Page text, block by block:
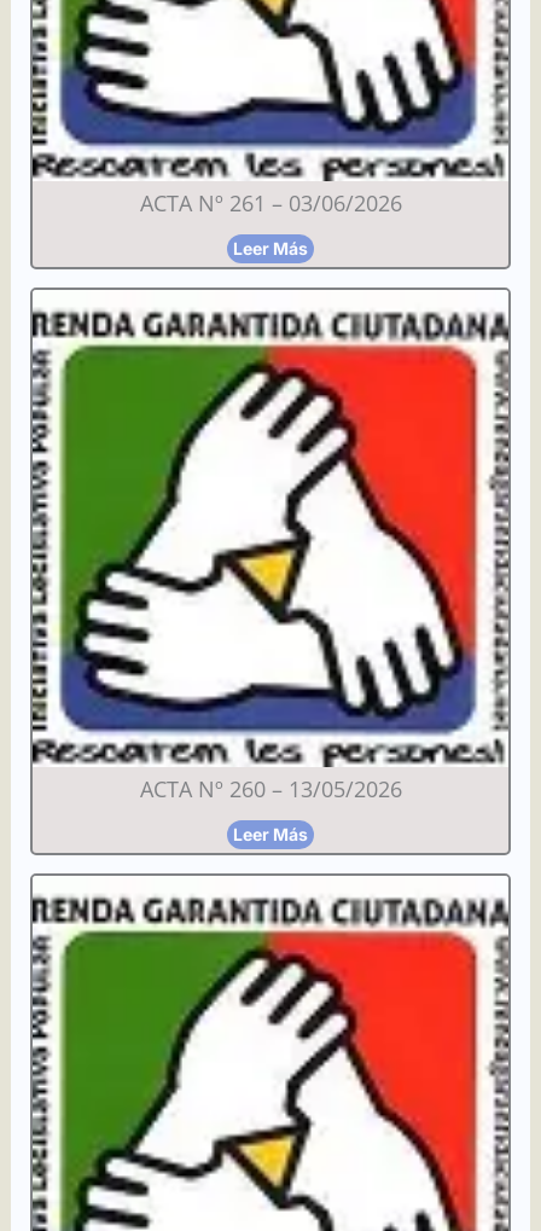
ACTA Nº 261 – 03/06/2026
Leer Más
ACTA Nº 260 – 13/05/2026
Leer Más